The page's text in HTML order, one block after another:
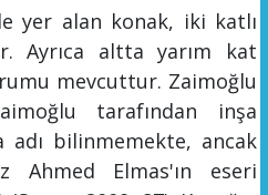
yer alan konak, iki katlı
Ayrıca altta yarım kat
mevcuttur. Zaimoğlu
tarafından inşa
adı bilinmemekte, ancak
Ahmed Elmas'ın eseri